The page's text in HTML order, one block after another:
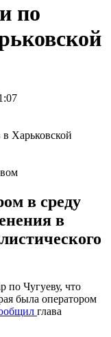
по
в среду
в
по Чугуеву, что
была оператором
глава